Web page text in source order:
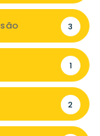
3
1
2